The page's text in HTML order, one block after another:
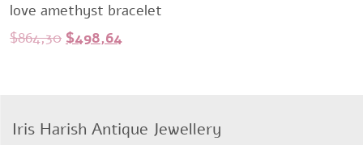
love amethyst bracelet
$864,30 Original
$498,64Current
Iris Harish Antique Jewellery